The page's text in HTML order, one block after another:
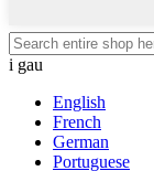
i gau
English
French
German
Portuguese